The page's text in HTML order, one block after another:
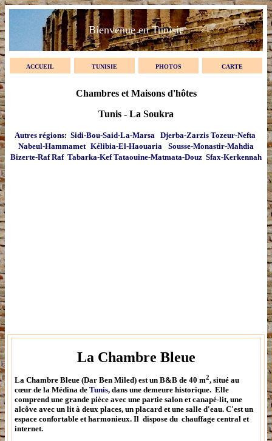
Bienvenue en Tunisie
ACCUEIL TUNISIE PHOTOS CARTE
Chambres et Maisons d'hôtes
Tunis - La Soukra
Autres régions: Sidi-Bou-Said-La-Marsa Djerba-Zarzis Tozeur-Nefta
Nabeul-Hammamet Kélibia-El-Haouaria
Sousse-Monastir-Mahdia
Bizerte-Raf Raf Tabarka-Kef Tataouine-Matmata-Douz Sfax-Kerkennah
La Chambre Bleue
La Chambre Bleue (Dar Ben Miled) est un B&B de 40 m2, situé au
cœur de la Médina de Tunis, dans une demeure historique. Elle
comprend une grande pièce avec une partie salon et canapé-lit, une
alcôve avec un lit à deux places, un placard et une salle d'eau. C'est un
espace confortable et harmonieux. Il dispose du chauffage central et
internet.